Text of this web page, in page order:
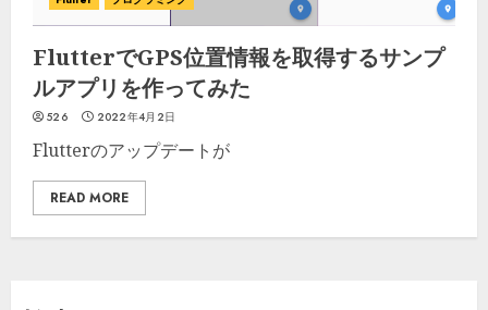
FlutterでGPS位置情報を取得するサンプ
ルアプリを作ってみた
526 2022年4月2日
Flutterのアップデートが
READ MORE